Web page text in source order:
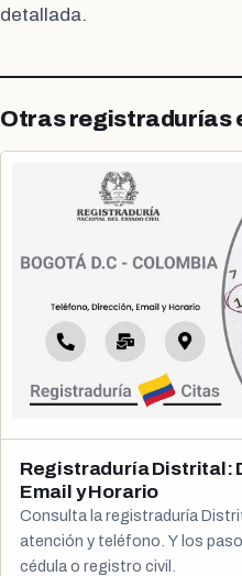
detallada.
Otras registradurías
Registraduría Distrital:
Email y Horario
Consulta la registraduría
atención y teléfono. Y los
cédula o registro civil.